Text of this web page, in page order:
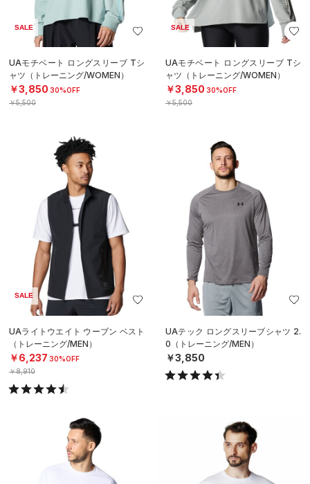
SALE
UAモチベート ロングスリーブ Tシ
ャツ（トレーニング/WOMEN）
￥3,850 30%OFF
￥5,500
SALE
UAモチベート ロングスリーブ Tシ
ャツ（トレーニング/WOMEN）
￥3,850 30%OFF
￥5,500
SALE
UAライトウエイト ウーブン ベスト
（トレーニング/MEN）
￥6,237 30%OFF
￥8,910
UAテック ロングスリーブシャツ 2.
0（トレーニング/MEN）
￥3,850